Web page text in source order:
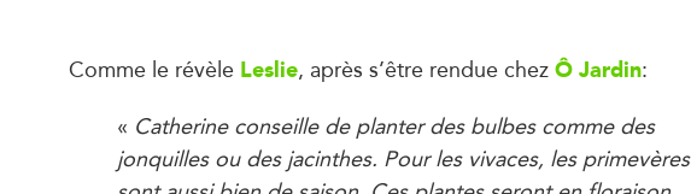
Comme le révèle Leslie, après s’être rendue chezÔ Jardin:
« Catherine conseille de planter des bulbes comme des
jonquilles ou des jacinthes. Pour les vivaces, les primevères